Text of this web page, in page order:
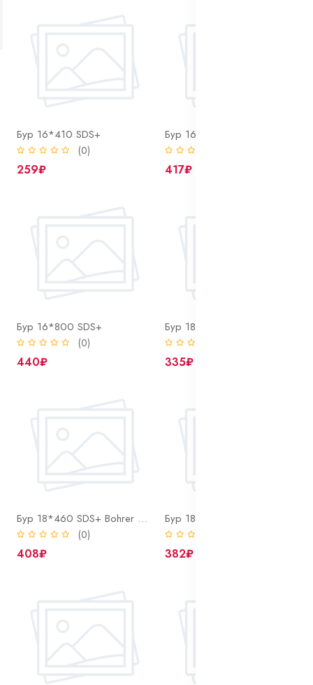
Бур 16*410 SDS+
(0)
259₽
Бур 16*610 SDS+
417₽
Бур 16*800 SDS+
(0)
440₽
Бур 18*310 SDS+
335₽
Бур 18*460 SDS+ Bohrer (2 резца, 2 спирали)
(0)
408₽
Бур 18*600 SDS+
382₽